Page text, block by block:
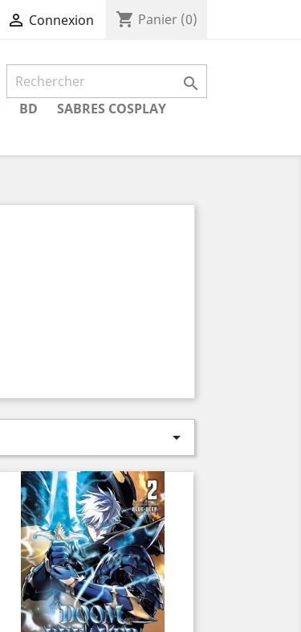
 Connexion shopping_cart Panier (0)

BD SABRES COSPLAY
